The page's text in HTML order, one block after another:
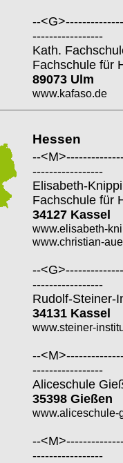
--
-----------------
Kath.
Fachschule für
89073 Ulm
www.kafaso.de
Hessen
--
-----------------
Elisabeth-
Fachschule für
34127 Kassel
www.elisabeth-
www.christian-
--
-----------------
Rudolf-Steiner-
34131 Kassel
www.steiner-
--
-----------------
Aliceschule
35398 Gießen
www.aliceschule-
--
-----------------